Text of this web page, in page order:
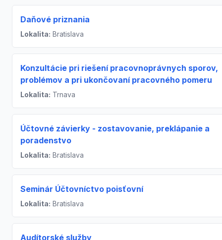
Daňové priznania
Lokalita: Bratislava
Konzultácie pri riešení pracovnoprávnych sporov,
problémov a pri ukončovaní pracovného pomeru
Lokalita: Trnava
Účtovné závierky - zostavovanie, preklápanie a
poradenstvo
Lokalita: Bratislava
Seminár Účtovníctvo poisťovní
Lokalita: Bratislava
Audítorské služby